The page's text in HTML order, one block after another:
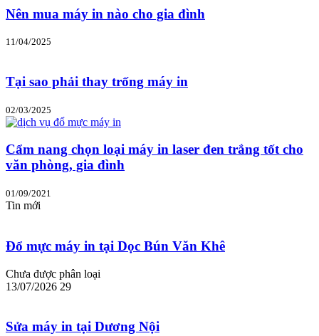
Nên mua máy in nào cho gia đình
11/04/2025
Tại sao phải thay trống máy in
02/03/2025
Cẩm nang chọn loại máy in laser đen trắng tốt cho
văn phòng, gia đình
01/09/2021
Tin mới
Đổ mực máy in tại Dọc Bún Văn Khê
Chưa được phân loại
13/07/2026 29
Sửa máy in tại Dương Nội